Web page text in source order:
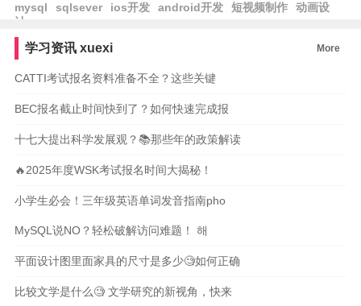
mysql
sqlsever ios开发 android开发 短视频制作
动画设
计
学习资讯 xuexi More
CATTI考试报名资料准备不全？这些关键
BEC报名截止时间快到了？如何快速完成报
十七大提出科学发展观？📚那些年的政策解读
🔥2025年度WSK考试报名时间大揭秘！
小学生必会！三年级英语单词发音指南pho
MySQL说NO？轻松破解访问难题！ 해
平面设计图里面家具的尺寸是多少🧐如何正确
比较文学是什么🧐 文学研究的新视角，快来